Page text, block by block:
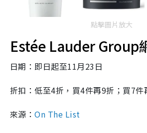
點擊圖片放大
Estée Lauder Group
日期：即日起至11月23日
折扣：低至4折，買4件再9折；買7件
來源：On The List